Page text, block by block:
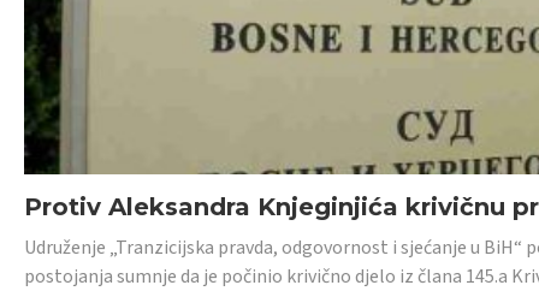
Protiv Aleksandra Knjeginjića krivičnu
Udruženje „Tranzicijska pravda, odgovornost i sjećanje u
postojanja sumnje da je počinio krivično djelo iz člana 145.a